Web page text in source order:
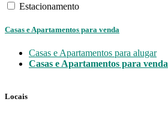
Estacionamento
Casas e Apartamentos para venda
Casas e Apartamentos para alugar
Casas e Apartamentos para venda
Locais